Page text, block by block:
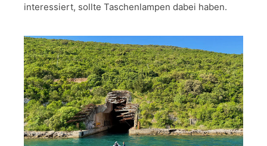
interessiert, sollte Taschenlampen dabei haben.